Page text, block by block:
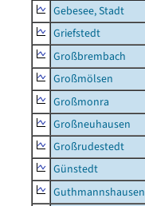
Gebesee, Stadt
Griefstedt
Großbrembach
Großmölsen
Großmonra
Großneuhausen
Großrudestedt
Günstedt
Guthmannshausen